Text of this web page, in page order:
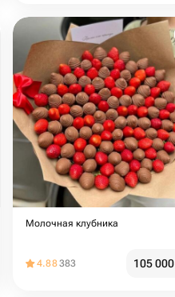
Молочная клубника
4.88383 105 000